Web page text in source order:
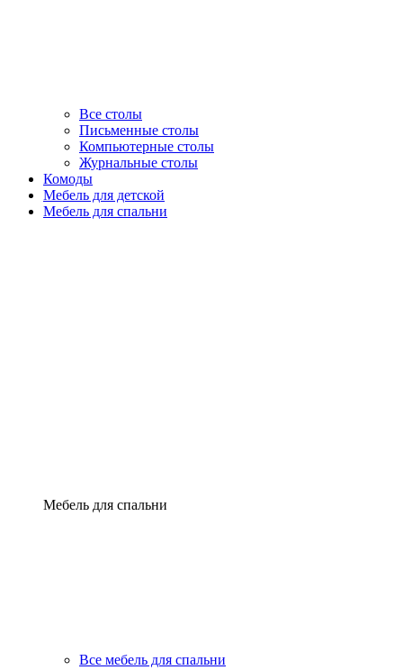
Все столы
Письменные столы
Компьютерные столы
Журнальные столы
Комоды
Мебель для детской
Мебель для спальни
Мебель для спальни
Все мебель для спальни